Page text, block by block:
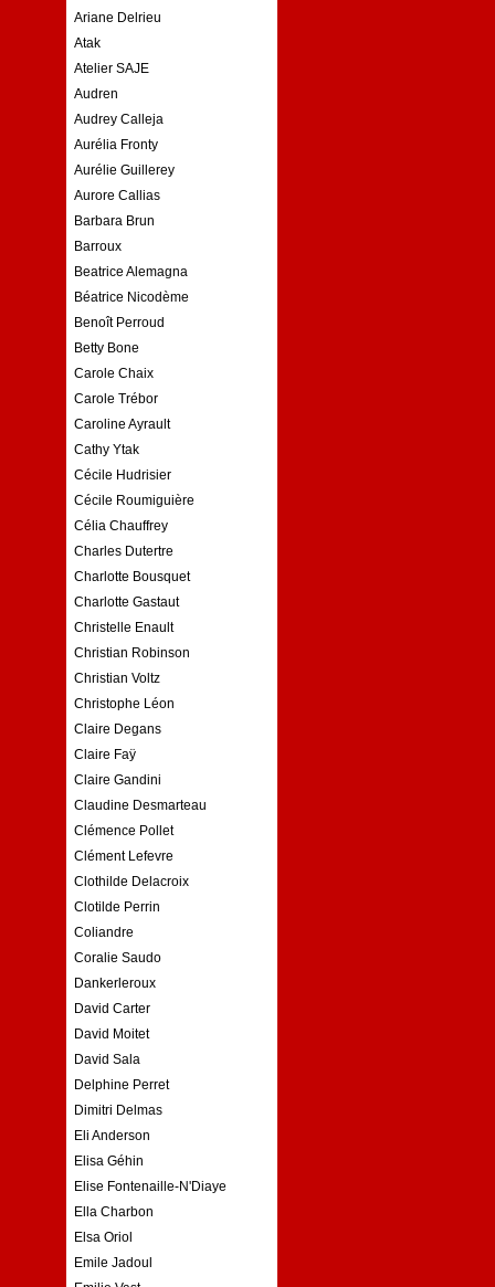
Ariane Delrieu
Atak
Atelier SAJE
Audren
Audrey Calleja
Aurélia Fronty
Aurélie Guillerey
Aurore Callias
Barbara Brun
Barroux
Beatrice Alemagna
Béatrice Nicodème
Benoît Perroud
Betty Bone
Carole Chaix
Carole Trébor
Caroline Ayrault
Cathy Ytak
Cécile Hudrisier
Cécile Roumiguière
Célia Chauffrey
Charles Dutertre
Charlotte Bousquet
Charlotte Gastaut
Christelle Enault
Christian Robinson
Christian Voltz
Christophe Léon
Claire Degans
Claire Faÿ
Claire Gandini
Claudine Desmarteau
Clémence Pollet
Clément Lefevre
Clothilde Delacroix
Clotilde Perrin
Coliandre
Coralie Saudo
Dankerleroux
David Carter
David Moitet
David Sala
Delphine Perret
Dimitri Delmas
Eli Anderson
Elisa Géhin
Elise Fontenaille-N'Diaye
Ella Charbon
Elsa Oriol
Emile Jadoul